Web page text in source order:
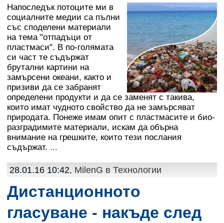
Напоследък потоците ми в
социалните медии са пълни
със споделени материали
на тема "отпадъци от
пластмаси". В по-голямата
си част те съдържат
брутални картини на
замърсени океани, както и
призиви да се забранят
определени продукти и да се заменят с такива,
които имат чудното свойство да не замърсяват
природата. Понеже имам опит с пластмасите и био-
разградимите материали, искам да обърна
внимание на грешките, които тези послания
съдържат. ...
28.01.16 10:42, MilenG в Технологии
Дистанционното
гласуване - накъде след